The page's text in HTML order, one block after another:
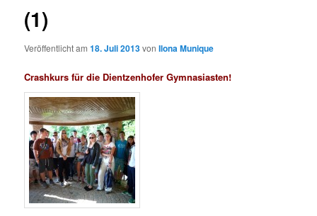
(1)
Veröffentlicht am18. Juli 2013vonIlona Munique
Crashkurs für die Dientzenhofer Gymnasiasten!